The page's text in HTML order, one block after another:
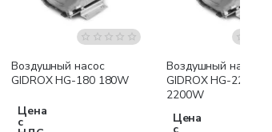
Воздушный насос
GIDROX HG-180 180W
Цена
с
Бесплатная доставка
Воздушный насос
GIDROX HG-2200
2200W
Цена
с